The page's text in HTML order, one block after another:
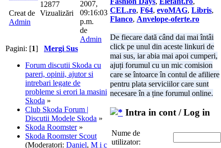
Creat de
Admin
12877
Vizualizări
2007,
09:16:03
p.m.
de
Admin
Pagini: [1] Mergi Sus
Forum discutii Skoda cu
pareri, opinii, ajutor si
intrebari legate de
probleme si erori la masini
Skoda »
Club Skoda Forum |
Discutii Modele Skoda »
Skoda Roomster»
Skoda Roomster Scout
(Moderatori: Daniel, M i c
CEL.ro, F64, evoMAG, Libris,
Flanco, Anvelope-oferte.ro
De fiecare dată când dai mai întâi
click pe unul din aceste linkuri de
mai sus, iar abia mai apoi cumperi,
ajuți forumul cu un mic comision
care se întoarce în contul de afiliere
pentru plata serviciilor care sunt
necesare în a ține forumul online.
Intra in cont / Log in
Nume de
utilizator: